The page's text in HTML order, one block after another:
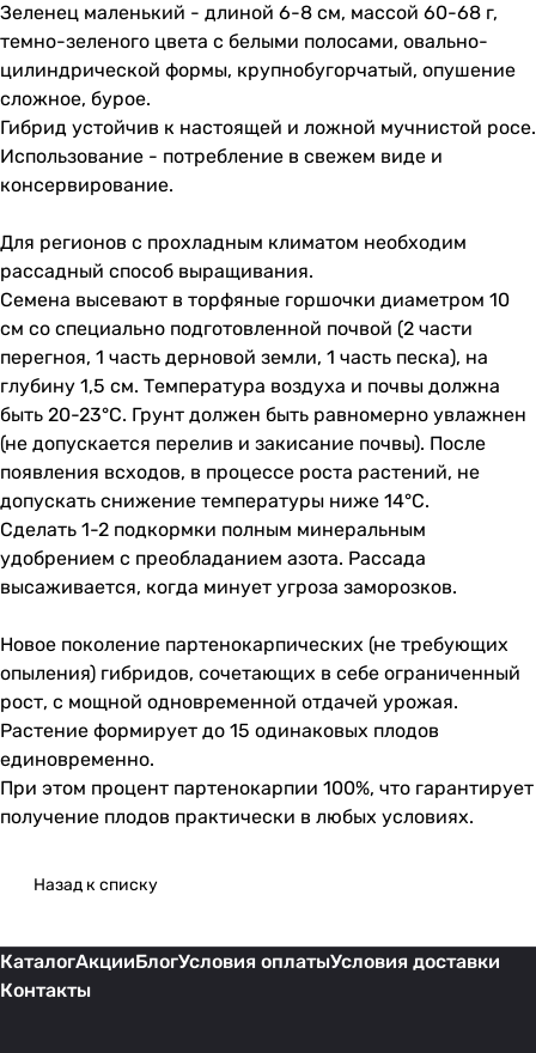
Зеленец маленький - длиной 6-8 см, массой 60-68 г,
темно-зеленого цвета с белыми полосами, овально-
цилиндрической формы, крупнобугорчатый, опушение
сложное, бурое.
Гибрид устойчив к настоящей и ложной мучнистой росе.
Использование - потребление в свежем виде и
консервирование.
Для регионов с прохладным климатом необходим
рассадный способ выращивания.
Семена высевают в торфяные горшочки диаметром 10
см со специально подготовленной почвой (2 части
перегноя, 1 часть дерновой земли, 1 часть песка), на
глубину 1,5 см. Температура воздуха и почвы должна
быть 20-23°С. Грунт должен быть равномерно увлажнен
(не допускается перелив и закисание почвы). После
появления всходов, в процессе роста растений, не
допускать снижение температуры ниже 14°С.
Сделать 1-2 подкормки полным минеральным
удобрением с преобладанием азота. Рассада
высаживается, когда минует угроза заморозков.
Новое поколение партенокарпических (не требующих
опыления) гибридов, сочетающих в себе ограниченный
рост, с мощной одновременной отдачей урожая.
Растение формирует до 15 одинаковых плодов
единовременно.
При этом процент партенокарпии 100%, что гарантирует
получение плодов практически в любых условиях.
Назад к списку
КаталогАкцииБлогУсловия оплатыУсловия доставки
Контакты